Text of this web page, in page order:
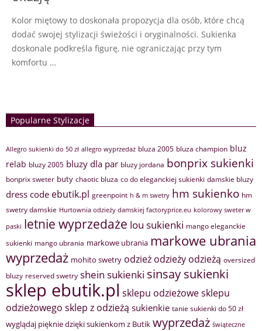
Kolor miętowy to doskonała propozycja dla osób, które chcą
dodać swojej stylizacji świeżości i oryginalności. Sukienka
doskonale podkreśla figurę, nie ograniczając przy tym
komfortu …
Popularne Stylizacje
Allegro sukienki do 50 zł allegro wyprzedaż bluza 2005 bluza champion bluz
relab bluzy 2005 bluzy dla par bluzy jordana bonprix sukienki
bonprix sweter buty chaotic bluza co do eleganckiej sukienki damskie bluzy
dress code ebutik.pl greenpoint h & m swetry hm sukienko hm
swetry damskie Hurtownia odzieży damskiej factoryprice.eu kolorowy sweter w
paski letnie wyprzedaże lou sukienki mango eleganckie
sukienki mango ubrania markowe ubrania markowe ubrania
wyprzedaż mohito swetry odzież odzieży odzieżą oversized
bluzy reserved swetry shein sukienki sinsay sukienki
sklep ebutik.pl sklepu odzieżowesklepu
odzieżowego sklep z odzieżą sukienkie tanie sukienki do 50 zł
wyglądaj pięknie dzięki sukienkom z Butik wyprzedaż świąteczne